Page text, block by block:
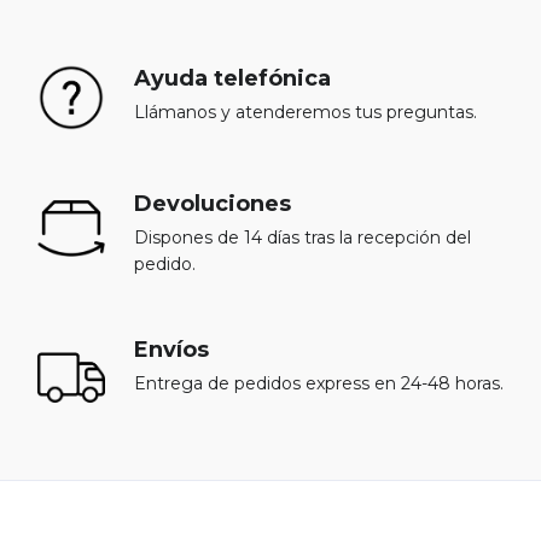
Ayuda telefónica
Llámanos y atenderemos tus preguntas.
Devoluciones
Dispones de 14 días tras la recepción del
pedido.
Envíos
Entrega de pedidos express en 24-48 horas.